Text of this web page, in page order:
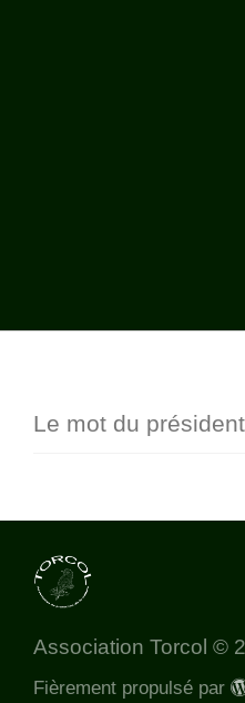
Le mot du président
Association Torcol ©
Fièrement propulsé par